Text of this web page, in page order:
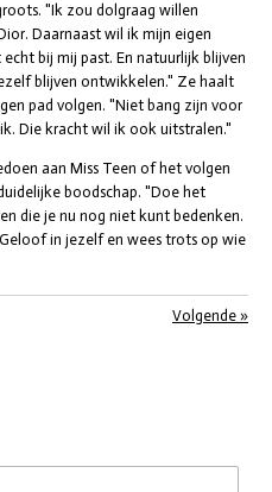
"Ik zou dolgraag willen
Daarnaast wil ik mijn eigen
bij mij past. En natuurlijk blijven
blijven ontwikkelen." Ze haalt
pad volgen. "Niet bang zijn voor
Die kracht wil ik ook uitstralen."
aan Miss Teen of het volgen
boodschap. "Doe het
die je nu nog niet kunt bedenken.
in jezelf en wees trots op wie
Volgende »